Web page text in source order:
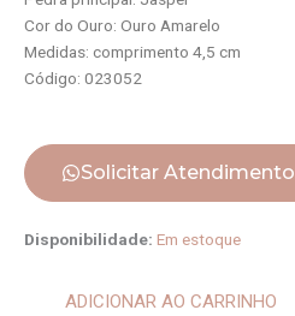
Cor do Ouro: Ouro Amarelo
Medidas: comprimento 4,5 cm
Código: 023052
Solicitar Atendimento
Disponibilidade: Em estoque
Brinco
JasperADICIONAR AO CARRINHO